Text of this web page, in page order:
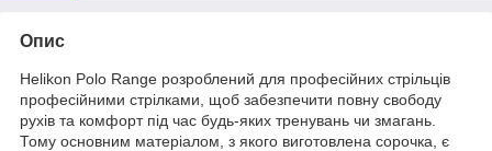
Опис
Helikon Polo Range розроблений для професійних стрільців
професійними стрілками, щоб забезпечити повну свободу
рухів та комфорт під час будь-яких тренувань чи змагань.
Тому основним матеріалом, з якого виготовлена сорочка, є